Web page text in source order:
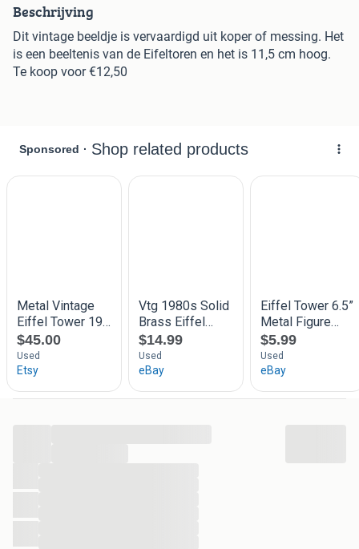
Beschrijving
Dit vintage beeldje is vervaardigd uit koper of messing. Het
is een beeltenis van de Eifeltoren en het is 11,5 cm hoog.
Te koop voor €12,50